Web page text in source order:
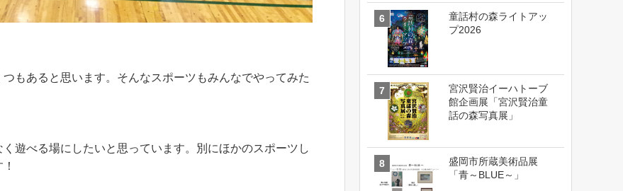
もあると思います。そんなスポーツもみんなでやってみた
遊べる場にしたいと思っています。別にほかのスポーツし
童話村の森ライトアッ
プ2026
宮沢賢治イーハトーブ
館企画展「宮沢賢治童
話の森写真展」
盛岡市所蔵美術品展
「青～BLUE～」